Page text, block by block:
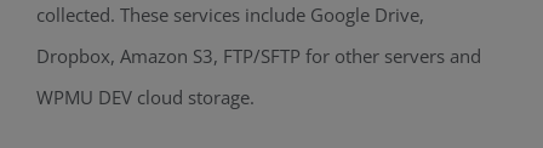
collected. These services include Google Drive,
Dropbox, Amazon S3, FTP/SFTP for other servers and
WPMU DEV cloud storage.